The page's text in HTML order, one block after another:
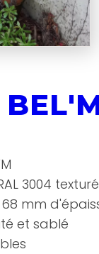
3004
mm
et sablé